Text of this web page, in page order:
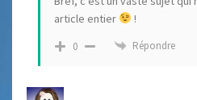
article entier
!
0 Répondre